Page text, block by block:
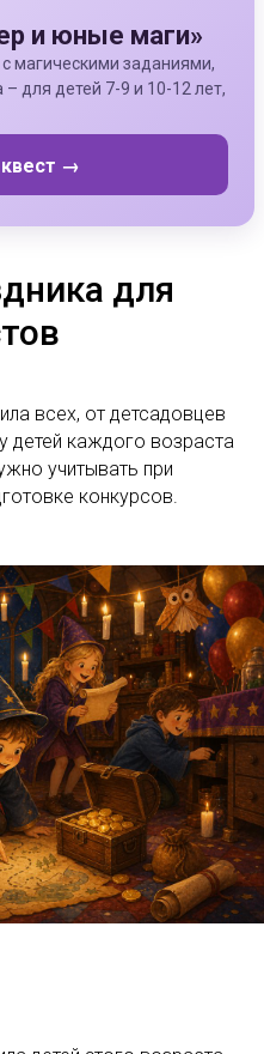
и юные маги»
магическими заданиями,
для детей 7-9 и 10-12 лет,
→
для
всех, от детсадовцев
детей каждого возраста
учитывать при
конкурсов.